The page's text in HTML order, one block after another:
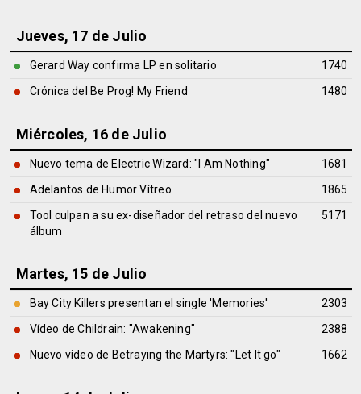
Jueves, 17 de Julio
Gerard Way confirma LP en solitario
1740
Crónica del Be Prog! My Friend
1480
Miércoles, 16 de Julio
Nuevo tema de Electric Wizard: "I Am Nothing"
1681
Adelantos de Humor Vítreo
1865
Tool culpan a su ex-diseñador del retraso del nuevo
álbum
5171
Martes, 15 de Julio
Bay City Killers presentan el single 'Memories'
2303
Vídeo de Childrain: "Awakening"
2388
Nuevo vídeo de Betraying the Martyrs: "Let It go"
1662